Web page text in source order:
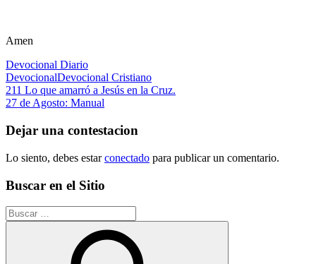
Amen
Devocional Diario
DevocionalDevocional Cristiano
Navegación
de
entradas
Entrada
anterior:
211 Lo que amarró a Jesús en la Cruz.
Siguiente
27 de Agosto: Manual
Dejar una contestacion
Lo siento, debes estarconectado para publicar un comentario.
Buscar en el Sitio
Buscar: